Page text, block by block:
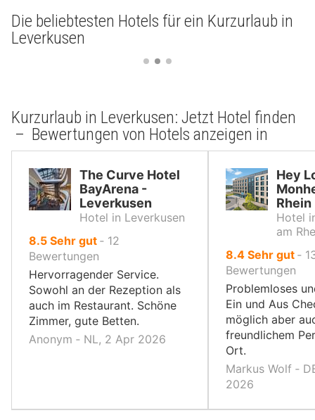
Die beliebtesten Hotels für ein Kurzurlaub in
Leverkusen
Kurzurlaub in Leverkusen: Jetzt Hotel finden
– Bewertungen von Hotels anzeigen in
The Curve Hotel
BayArena -
Leverkusen
Hotel in Leverkusen
8.5von
10,
Sehr gut ‐ 12
Bewertungen
Hervorragender Service.
Sowohl an der Rezeption als
auch im Restaurant. Schöne
Zimmer, gute Betten.
Anonym ‐ NL, 2 Apr 2026
Hey
Rhein
Hotel
am
8.4von
10,
Sehr gut ‐
Bewertungen
Problemloses
Ein und Aus
möglich aber
freundlichem
Ort.
Markus Wolf ‐
2026